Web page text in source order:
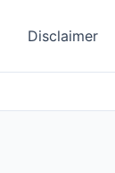
Disclaimer